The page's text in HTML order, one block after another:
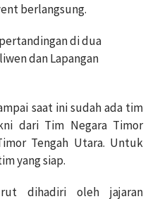
berlangsung.
di dua
dan Lapangan
saat ini sudah ada tim
dari Tim Negara Timor
Tengah Utara. Untuk
yang siap.
dihadiri oleh jajaran